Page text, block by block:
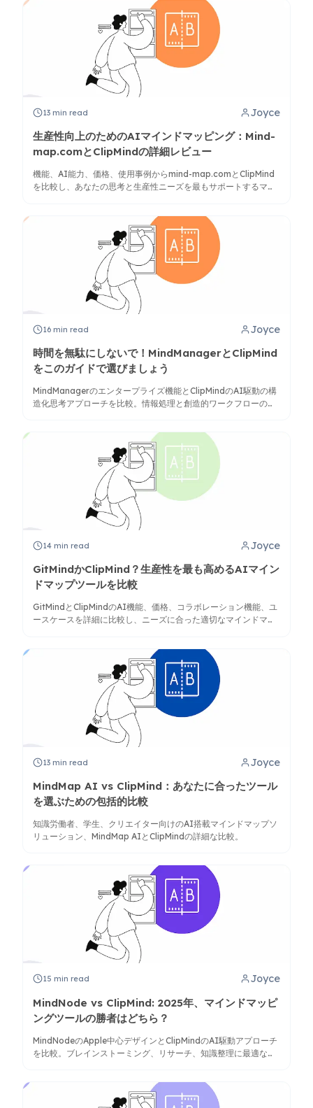
13 min read Joyce
生産性向上のためのAIマインドマッピング：Mind-
map.comとClipMindの詳細レビュー
機能、AI能力、価格、使用事例からmind-map.comとClipMind
を比較し、あなたの思考と生産性ニーズを最もサポートするマイ
16 min read Joyce
時間を無駄にしないで！MindManagerとClipMind
をこのガイドで選びましょう
MindManagerのエンタープライズ機能とClipMindのAI駆動の構
造化思考アプローチを比較。情報処理と創造的ワークフローのニ
14 min read Joyce
GitMindかClipMind？生産性を最も高めるAIマイン
ドマップツールを比較
GitMindとClipMindのAI機能、価格、コラボレーション機能、ユ
ースケースを詳細に比較し、ニーズに合った適切なマインドマッ
13 min read Joyce
MindMap AI vs ClipMind：あなたに合ったツール
を選ぶための包括的比較
知識労働者、学生、クリエイター向けのAI搭載マインドマップソ
リューション、MindMap AIとClipMindの詳細な比較。
15 min read Joyce
MindNode vs ClipMind: 2025年、マインドマッピ
ングツールの勝者はどちら？
MindNodeのApple中心デザインとClipMindのAI駆動アプローチ
を比較。ブレインストーミング、リサーチ、知識整理に最適なツ